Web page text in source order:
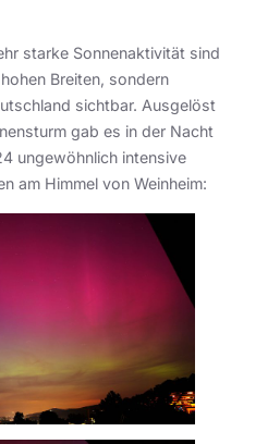
starke Sonnenaktivität sind
Breiten, sondern
sichtbar. Ausgelöst
gab es in der Nacht
ungewöhnlich intensive
am Himmel von Weinheim: